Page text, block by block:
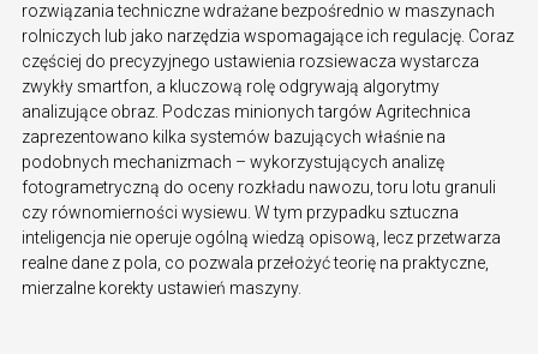
rozwiązania techniczne wdrażane bezpośrednio w maszynach
rolniczych lub jako narzędzia wspomagające ich regulację. Coraz
częściej do precyzyjnego ustawienia rozsiewacza wystarcza
zwykły smartfon, a kluczową rolę odgrywają algorytmy
analizujące obraz. Podczas minionych targów Agritechnica
zaprezentowano kilka systemów bazujących właśnie na
podobnych mechanizmach – wykorzystujących analizę
fotogrametryczną do oceny rozkładu nawozu, toru lotu granuli
czy równomierności wysiewu. W tym przypadku sztuczna
inteligencja nie operuje ogólną wiedzą opisową, lecz przetwarza
realne dane z pola, co pozwala przełożyć teorię na praktyczne,
mierzalne korekty ustawień maszyny.